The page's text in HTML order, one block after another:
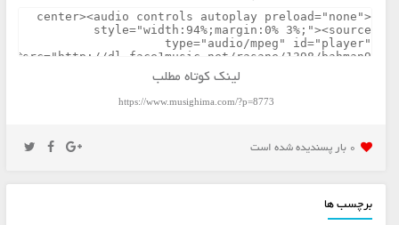
لینک کوتاه مطلب
https://www.musighima.com/?p=8773
0 بار پسنديده شده است
برچسب ها